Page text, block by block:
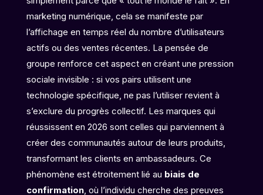
marketing numérique, cela se manifeste par
l’affichage en temps réel du nombre d’utilisateurs
actifs ou des ventes récentes. La pensée de
groupe renforce cet aspect en créant une pression
sociale invisible : si vos pairs utilisent une
technologie spécifique, ne pas l’utiliser revient à
s’exclure du progrès collectif. Les marques qui
réussissent en 2026 sont celles qui parviennent à
créer des communautés autour de leurs produits,
transformant les clients en ambassadeurs. Ce
phénomène est étroitement lié au biais de
confirmation, où l’individu cherche des preuves